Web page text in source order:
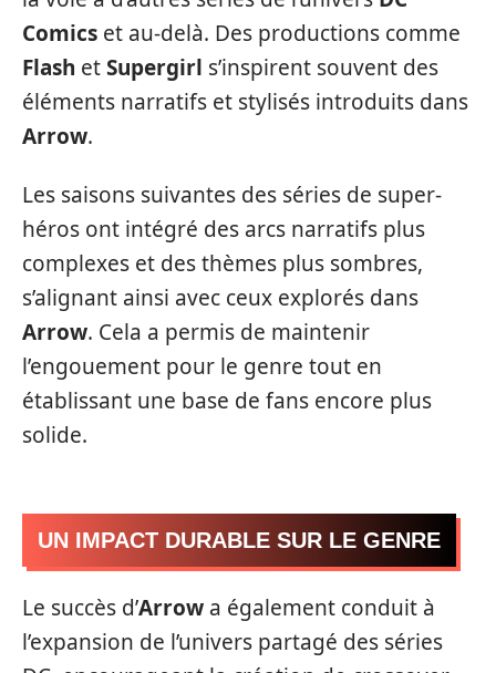
Comics et au-delà. Des productions comme
Flash etSupergirl s’inspirent souvent des
éléments narratifs et stylisés introduits dans
Arrow.
Les saisons suivantes des séries de super-
héros ont intégré des arcs narratifs plus
complexes et des thèmes plus sombres,
s’alignant ainsi avec ceux explorés dans
Arrow. Cela a permis de maintenir
l’engouement pour le genre tout en
établissant une base de fans encore plus
solide.
UN IMPACT DURABLE SUR LE GENRE
Le succès d’Arrow a également conduit à
l’expansion de l’univers partagé des séries